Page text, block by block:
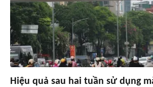
Hiệu quả sau hai tuần sử dụng